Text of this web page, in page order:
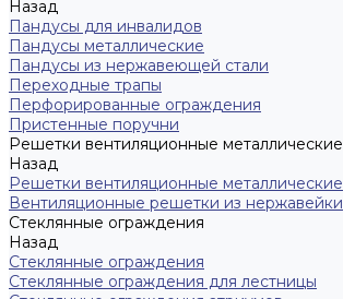
Назад
Пандусы для инвалидов
Пандусы металлические
Пандусы из нержавеющей стали
Переходные трапы
Перфорированные ограждения
Пристенные поручни
Решетки вентиляционные металлические
Назад
Решетки вентиляционные металлические
Вентиляционные решетки из нержавейки
Стеклянные ограждения
Назад
Стеклянные ограждения
Стеклянные ограждения для лестницы